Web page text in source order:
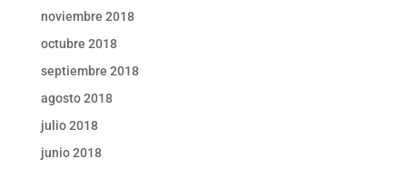
noviembre 2018
octubre 2018
septiembre 2018
agosto 2018
julio 2018
junio 2018